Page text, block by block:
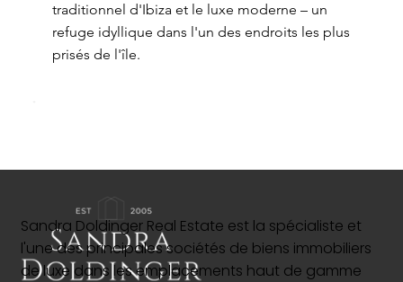
traditionnel d'Ibiza et le luxe moderne – un
refuge idyllique dans l'un des endroits les plus
prisés de l'île.
Sandra Doldinger Real Estate est la spécialiste et
l'une des principales sociétés de biens immobiliers
de luxe dans les emplacements haut de gamme